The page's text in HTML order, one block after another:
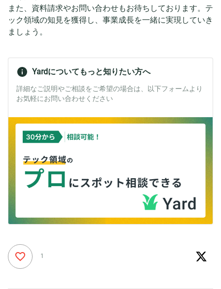
また、資料請求やお問い合わせもお待ちしております。テ
ック領域の知見を獲得し、事業成長を一緒に実現していき
ましょう。
Yardについてもっと知りたい方へ
詳細なご説明やご相談をご希望の場合は、以下フォームより
お気軽にお問い合わせください
1